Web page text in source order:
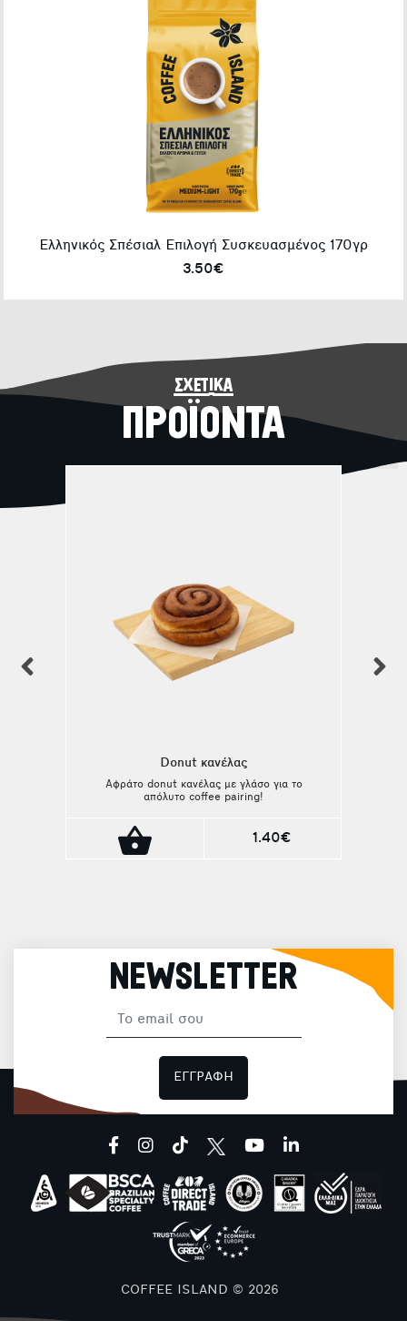
Ελληνικός Σπέσιαλ Επιλογή Συσκευασμένος 170γρ
3.50€
σχετικά
ΠΡΟΪΟΝΤΑ
Donut κανέλας
Αφράτο donut κανέλας με γλάσο για το
απόλυτο coffee pairing!
1.40€
NEWSLETTER
ΕΓΓΡΑΦΗ
facebook
instagram
tiktok youtubelinkedin
COFFEE ISLAND © 2026